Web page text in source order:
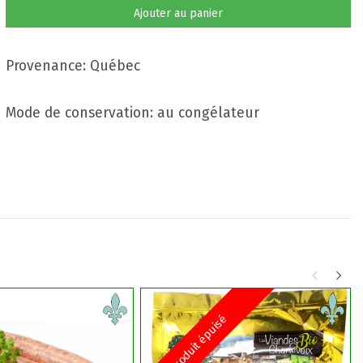
Ajouter au panier
Provenance: Québec
Mode de conservation: au congélateur
Produit épuisé